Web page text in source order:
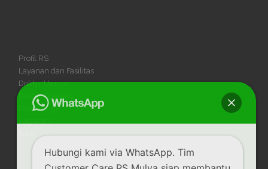
Profil RS
Layanan dan Fasilitas
Dokter Umum
Dokter Spesialis
Dokter Gigi
Hubungi kami via WhatsApp. Tim